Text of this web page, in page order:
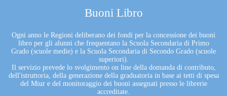
Buoni Libro
Ogni anno le Regioni deliberano dei fondi per la concessione dei buoni
libro per gli alunni che frequentano la Scuola Secondaria di Primo
Grado (scuole medie) e la Scuola Secondaria di Secondo Grado (scuole
superiori).
Il servizio prevede lo svolgimento on line della domanda di contributo,
dell'istruttoria, della generazione della graduatoria in base ai tetti di spesa
del Miur e del monitoraggio dei buoni assegnati presso le librerie
accreditate.